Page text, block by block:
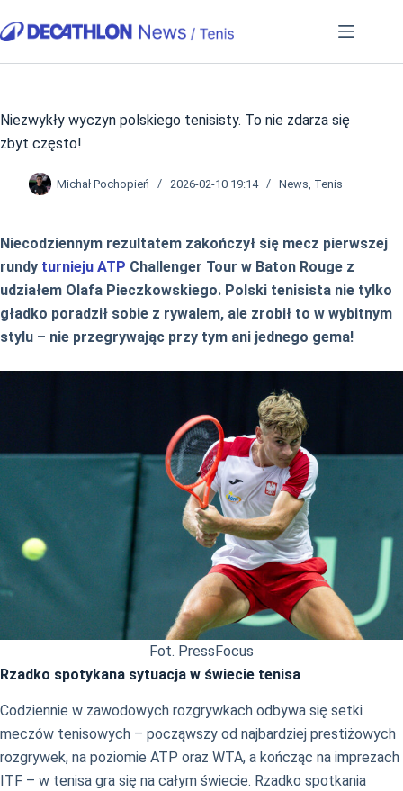
do
Niezwykły wyczyn polskiego tenisisty. To nie zdarza się
zbyt często!
Michał Pochopień 2026-02-10 19:14 News Tenis
Niecodziennym rezultatem zakończył się mecz pierwszej
rundy turnieju ATP Challenger Tour w Baton Rouge z
udziałem Olafa Pieczkowskiego. Polski tenisista nie tylko
gładko poradził sobie z rywalem, ale zrobił to w wybitnym
stylu – nie przegrywając przy tym ani jednego gema!
Fot. PressFocus
Rzadko spotykana sytuacja w świecie tenisa
Codziennie w zawodowych rozgrywkach odbywa się setki
meczów tenisowych – począwszy od najbardziej prestiżowych
rozgrywek, na poziomie ATP oraz WTA, a kończąc na imprezach
ITF – w tenisa gra się na całym świecie. Rzadko spotkania